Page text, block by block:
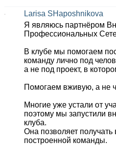
Larisa SHaposhnikova
Я являюсь партнёром
Профессиональных
В клубе мы помогаем
команду лично под
а не под проект, в
Помогаем вживую, а не
Многие уже устали от
поэтому мы запустили
клуба.
Она позволяет
построенной команды.